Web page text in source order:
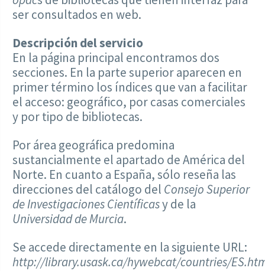
ser consultados en web.
Descripción del servicio
En la página principal encontramos dos
secciones. En la parte superior aparecen en
primer término los índices que van a facilitar
el acceso: geográfico, por casas comerciales
y por tipo de bibliotecas.
Por área geográfica predomina
sustancialmente el apartado de América del
Norte. En cuanto a España, sólo reseña las
direcciones del catálogo del Consejo Superior
de Investigaciones Científicasy de la
Universidad de Murcia.
Se accede directamente en la siguiente URL:
http://library.usask.ca/hywebcat/countries/